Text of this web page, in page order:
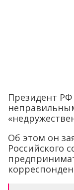
Президент
Об этом он
Российского